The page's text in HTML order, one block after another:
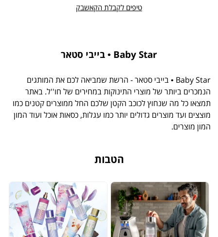
טיפים לקבלת הקאשבק
Baby Star • בייבי סטאר
Baby Star • בייבי סטאר - הרשת שמביאה לכם את המותגים
הנמכרים ביותר של מוצרי התינוקות במחירים של חו''ל. באתר
תמצאו כל מה שנחוץ לכוכב הקטן שלכם החל ממוצרים קטנים כמו
מוצצים ועד מוצרים גדולים יותר כמו עגלות, כסאות אוכל ועוד המון
המון מוצרים.
הטבות